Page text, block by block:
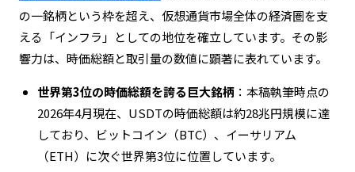
の一銘柄という枠を超え、仮想通貨市場全体の経済圏を支
える「インフラ」としての地位を確立しています。その影
響力は、時価総額と取引量の数値に顕著に表れています。
世界第3位の時価総額を誇る巨大銘柄：本稿執筆時点の
2026年4月現在、USDTの時価総額は約28兆円規模に達
しており、ビットコイン（BTC）、イーサリアム
（ETH）に次ぐ世界第3位に位置しています。